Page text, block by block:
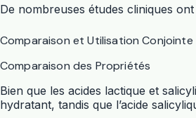
De nombreuses études cliniques
Comparaison et Utilisation Conjointe
Comparaison des Propriétés
Bien que les acides lactique et
hydratant, tandis que l’acide